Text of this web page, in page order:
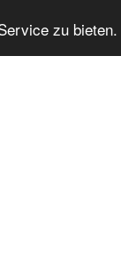
zu bieten.